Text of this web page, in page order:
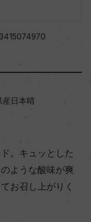
産日本晴
。キュッとした
ような酸味が爽
お召し上がりく